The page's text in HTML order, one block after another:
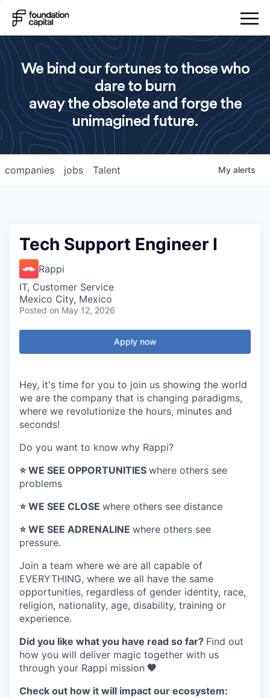
We bind our fortunes to those who
dare to burn
away the obsolete and forge the
unimagined future.
jobs
companies Talent My alerts
Tech Support Engineer I
Rappi
IT, Customer Service
Mexico City, Mexico
Posted on May 12, 2026
Apply now
Hey, it's time for you to join us showing the world
we are the company that is changing paradigms,
where we revolutionize the hours, minutes and
seconds!
Do you want to know why Rappi?
⭐️ WE SEE OPPORTUNITIES where others see
problems
⭐️ WE SEE CLOSE where others see distance
⭐️ WE SEE ADRENALINE where others see
pressure.
Join a team where we are all capable of
EVERYTHING, where we all have the same
opportunities, regardless of gender identity, race,
religion, nationality, age, disability, training or
experience.
Did you like what you have read so far? Find out
how you will deliver magic together with us
through your Rappi mission 🧡
Check out how it will impact our ecosystem: